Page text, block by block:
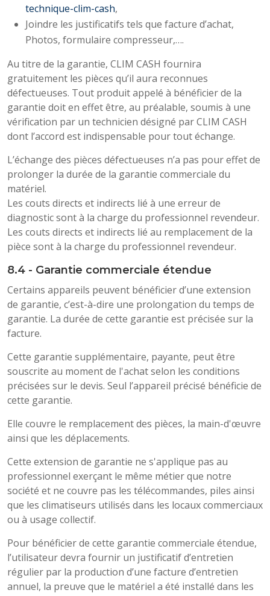
technique-clim-cash,
Joindre les justificatifs tels que facture d’achat,
Photos, formulaire compresseur,….
Au titre de la garantie, CLIM CASH fournira
gratuitement les pièces qu’il aura reconnues
défectueuses. Tout produit appelé à bénéficier de la
garantie doit en effet être, au préalable, soumis à une
vérification par un technicien désigné par CLIM CASH
dont l’accord est indispensable pour tout échange.
L’échange des pièces défectueuses n’a pas pour effet de
prolonger la durée de la garantie commerciale du
matériel.
Les couts directs et indirects lié à une erreur de
diagnostic sont à la charge du professionnel revendeur.
Les couts directs et indirects lié au remplacement de la
pièce sont à la charge du professionnel revendeur.
8.4 - Garantie commerciale étendue
Certains appareils peuvent bénéficier d’une extension
de garantie, c’est-à-dire une prolongation du temps de
garantie. La durée de cette garantie est précisée sur la
facture.
Cette garantie supplémentaire, payante, peut être
souscrite au moment de l'achat selon les conditions
précisées sur le devis. Seul l’appareil précisé bénéficie de
cette garantie.
Elle couvre le remplacement des pièces, la main-d'œuvre
ainsi que les déplacements.
Cette extension de garantie ne s'applique pas au
professionnel exerçant le même métier que notre
société et ne couvre pas les télécommandes, piles ainsi
que les climatiseurs utilisés dans les locaux commerciaux
ou à usage collectif.
Pour bénéficier de cette garantie commerciale étendue,
l’utilisateur devra fournir un justificatif d’entretien
régulier par la production d’une facture d’entretien
annuel, la preuve que le matériel a été installé dans les